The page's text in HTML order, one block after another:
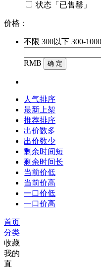
状态「已售罄」
价格：
不限 300以下 300-1000
RMB
确 定
人气排序
最新上架
推荐排序
出价数多
出价数少
剩余时间短
剩余时间长
当前价低
当前价高
一口价低
一口价高
首页
分类
收藏
我的
直